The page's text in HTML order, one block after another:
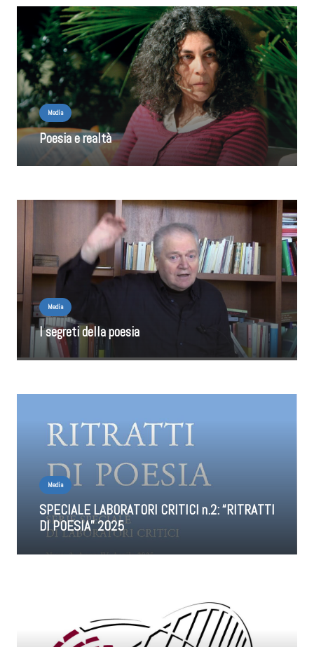
Media
Poesia e realtà
Media
I segreti della poesia
Media
SPECIALE LABORATORI CRITICI n.2: “RITRATTI
DI POESIA” 2025